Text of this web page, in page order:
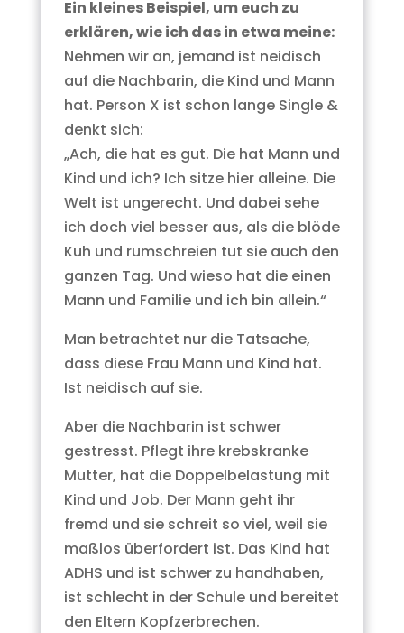
Ein kleines Beispiel, um euch zu
erklären, wie ich das in etwa meine:
Nehmen wir an, jemand ist neidisch
auf die Nachbarin, die Kind und Mann
hat. Person X ist schon lange Single &
denkt sich:
„Ach, die hat es gut. Die hat Mann und
Kind und ich? Ich sitze hier alleine. Die
Welt ist ungerecht. Und dabei sehe
ich doch viel besser aus, als die blöde
Kuh und rumschreien tut sie auch den
ganzen Tag. Und wieso hat die einen
Mann und Familie und ich bin allein.“
Man betrachtet nur die Tatsache,
dass diese Frau Mann und Kind hat.
Ist neidisch auf sie.
Aber die Nachbarin ist schwer
gestresst. Pflegt ihre krebskranke
Mutter, hat die Doppelbelastung mit
Kind und Job. Der Mann geht ihr
fremd und sie schreit so viel, weil sie
maßlos überfordert ist. Das Kind hat
ADHS und ist schwer zu handhaben,
ist schlecht in der Schule und bereitet
den Eltern Kopfzerbrechen.